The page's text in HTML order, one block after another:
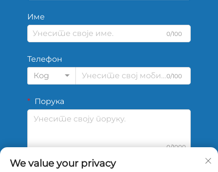
Име
0/100
Телефон
Код
0/100
Порука
0/1000
We value your privacy